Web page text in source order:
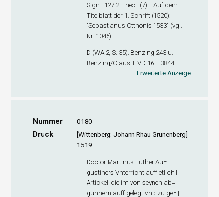
Sign .: 127.2 Theol. (7). - Auf dem
Titelblatt der 1. Schrift (1520):
"Sebastianus Otthonis 1533" (vgl.
Nr. 1045).
D (WA 2, S. 35). Benzing 243 u.
Benzing/Claus II. VD 16 L 3844.
Erweiterte Anzeige
Nummer 0180
Druck
[Wittenberg: Johann Rhau-Grunenberg]
1519
Doctor Martinus Luther Au= |
gustiners Vnterricht auff etlich |
Artickell die im von seynen ab= |
gunnern auff gelegt vnd zu ge= |